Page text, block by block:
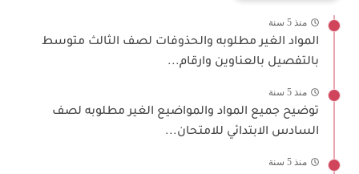
منذ 5 سنة
المواد الغير مطلوبه والحذوفات لصف الثالث متوسط
بالتفصيل بالعناوين وارقام...
منذ 5 سنة
توضيح جميع المواد والمواضيع الغير مطلوبه لصف
السادس الابتدائي للامتحان...
منذ 5 سنة